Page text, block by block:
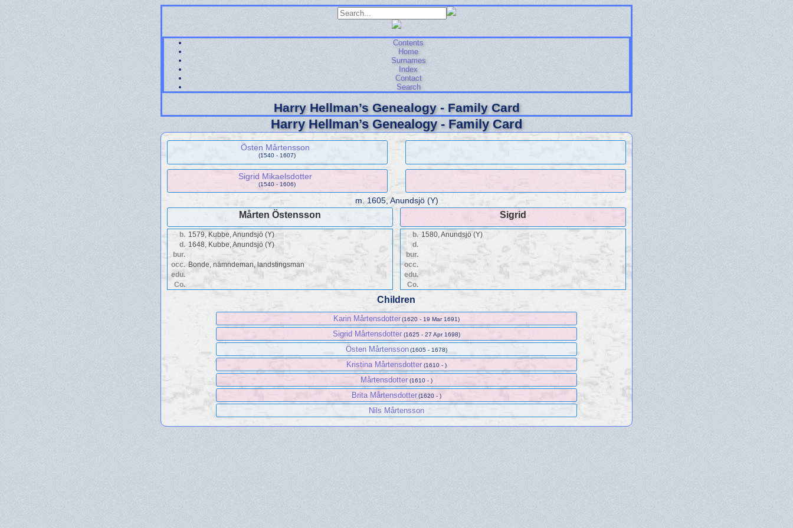
Contents
Home
Surnames
Index
Contact
Search
Harry Hellman’s Genealogy - Family Card
Harry Hellman’s Genealogy - Family Card
Östen Mårtensson
(1540 - 1607)
Sigrid Mikaelsdotter
(1540 - 1606)
m.1605, Anundsjö (Y)
Mårten Östensson Sigrid
b. 1579, Kubbe, Anundsjö (Y)
d. 1648, Kubbe, Anundsjö (Y)
bur.
occ. Bonde, nämndeman, landstingsman
edu.
Co.
b. 1580, Anundsjö (Y)
d.
bur.
occ.
edu.
Co.
Children
Karin Mårtensdotter(1620 - 19 Mar 1691)
Sigrid Mårtensdotter (1625 - 27 Apr 1698)
Östen Mårtensson(1605 - 1678)
Kristina Mårtensdotter (1610 - )
Mårtensdotter (1610 - )
Brita Mårtensdotter(1620 - )
Nils Mårtensson